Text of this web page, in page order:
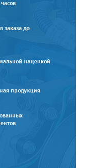
заказа до
наценкой
продукция